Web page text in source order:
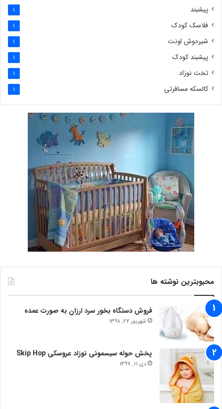
پیشبند 1
فلاسک کودک 1
شیردوش اونت 1
پیشبند کودک 1
تخت نوزاد 1
کالسکه مسافرتی 1
محبوبترین نوشته ها
فروش دستگاه بخور سرد ارزان به صورت عمده
شهریور 27, 1398
پخش حوله سیسمونی نوزاد عروسکی Skip Hop
دی 11, 1397